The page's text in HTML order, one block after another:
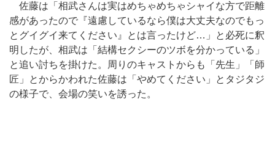
佐藤は「相武さんは実はめちゃめちゃシャイな方で距離
感があったので『遠慮しているなら僕は大丈夫なのでもっ
とグイグイ来てください』とは言ったけど…」と必死に釈
明したが、相武は「結構セクシーのツボを分かっている」
と追い討ちを掛けた。周りのキャストからも「先生」「師
匠」とからかわれた佐藤は「やめてください」とタジタジ
の様子で、会場の笑いを誘った。